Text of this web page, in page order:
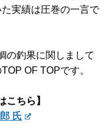
実績は圧巻の一言で
の釣果に関しまして
OF TOPです。
こちら】
氏